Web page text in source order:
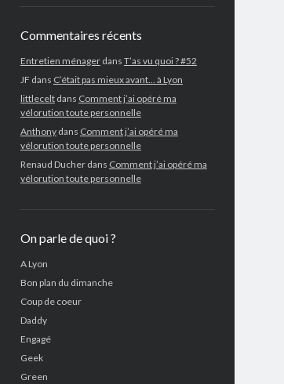
Commentaires récents
Entretien ménagerdans T’as vu quoi ? #52
JF dans C’était pas mieux avant… à Lyon
littleceltdans Comment j’ai opéré ma
vélorution toute personnelle
Anthonydans Comment j’ai opéré ma
vélorution toute personnelle
Renaud Ducherdans Comment j’ai opéré ma
vélorution toute personnelle
On parle de quoi ?
A Lyon
Bon plan du dimanche
Coup de coeur
Daddy
Engagé
Geek
Green